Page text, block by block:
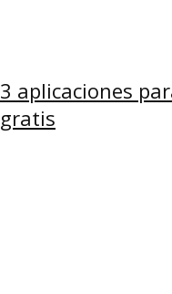
3 aplicaciones
gratis